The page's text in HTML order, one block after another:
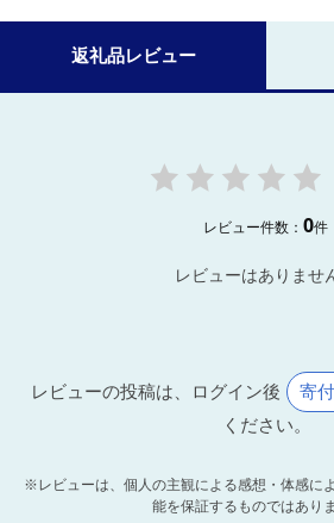
返礼品レビュー
レビュー件数：0件
レビューはありませ
レビューの投稿は、ログイン後 寄
ください。
※レビューは、個人の主観による感想・体感に
能を保証するものではありま